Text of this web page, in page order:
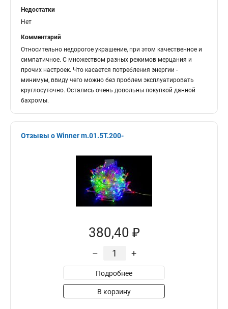
Недостатки
Нет
Комментарий
Относительно недорогое украшение, при этом качественное и
симпатичное. С множеством разных режимов мерцания и
прочих настроек. Что касается потребления энергии -
минимум, ввиду чего можно без проблем эксплуатировать
круглосуточно. Остались очень довольны покупкой данной
бахромы.
Отзывы о Winner m.01.5T.200-
380,40 ₽
– +
Подробнее
В корзину